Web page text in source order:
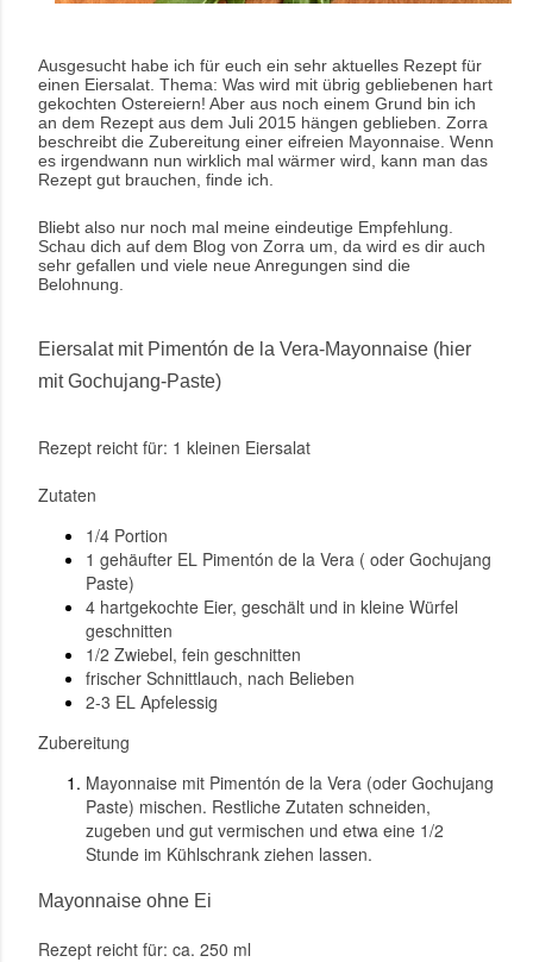
Ausgesucht habe ich für euch ein sehr aktuelles Rezept für
einen Eiersalat. Thema: Was wird mit übrig gebliebenen hart
gekochten Ostereiern! Aber aus noch einem Grund bin ich
an dem Rezept aus dem Juli 2015 hängen geblieben. Zorra
beschreibt die Zubereitung einer eifreien Mayonnaise. Wenn
es irgendwann nun wirklich mal wärmer wird, kann man das
Rezept gut brauchen, finde ich.
Bliebt also nur noch mal meine eindeutige Empfehlung.
Schau dich auf dem Blog von Zorra um, da wird es dir auch
sehr gefallen und viele neue Anregungen sind die
Belohnung.
Eiersalat mit Pimentón de la Vera-Mayonnaise (hier
mit Gochujang-Paste)
Rezept reicht für: 1 kleinen Eiersalat
Zutaten
1/4 Portion
1 gehäufter EL Pimentón de la Vera ( oder Gochujang
Paste)
4 hartgekochte Eier, geschält und in kleine Würfel
geschnitten
1/2 Zwiebel, fein geschnitten
frischer Schnittlauch, nach Belieben
2-3 EL Apfelessig
Zubereitung
Mayonnaise mit Pimentón de la Vera (oder Gochujang
Paste) mischen. Restliche Zutaten schneiden,
zugeben und gut vermischen und etwa eine 1/2
Stunde im Kühlschrank ziehen lassen.
Mayonnaise ohne Ei
Rezept reicht für: ca. 250 ml